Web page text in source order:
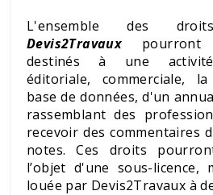
L'ensemble des
Devis2Travaux
destinés à une activité
éditoriale, commerciale,
base de données, d'un
rassemblant des
recevoir des commentaires
notes. Ces droits
l’objet d'une sous-licence,
louée par Devis2Travaux à